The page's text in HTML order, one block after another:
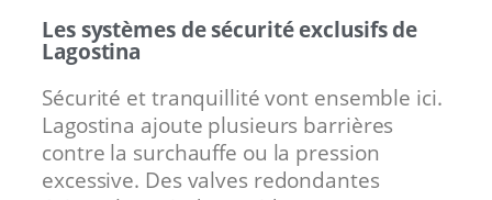
Les systèmes de sécurité exclusifs de
Lagostina
Sécurité et tranquillité vont ensemble ici.
Lagostina ajoute plusieurs barrières
contre la surchauffe ou la pression
excessive. Des valves redondantes